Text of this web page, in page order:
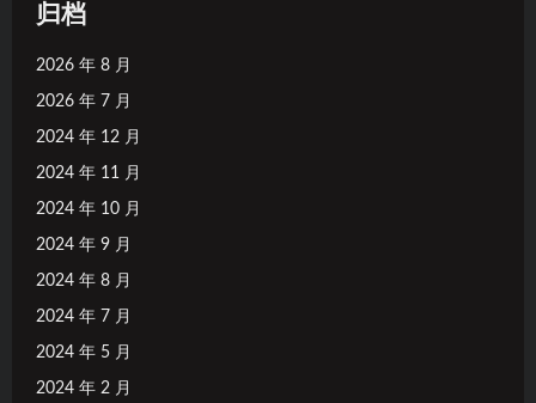
归档
2026 年 8 月
2026 年 7 月
2024 年 12 月
2024 年 11 月
2024 年 10 月
2024 年 9 月
2024 年 8 月
2024 年 7 月
2024 年 5 月
2024 年 2 月